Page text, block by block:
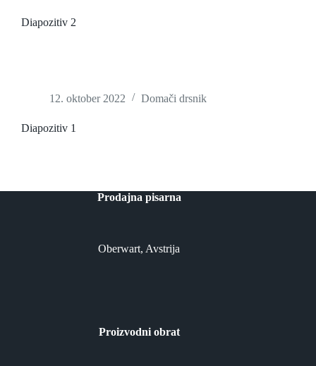
Diapozitiv 2
12. oktober 2022 Domači drsnik
Diapozitiv 1
Prodajna pisarna
Oberwart, Avstrija
Proizvodni obrat